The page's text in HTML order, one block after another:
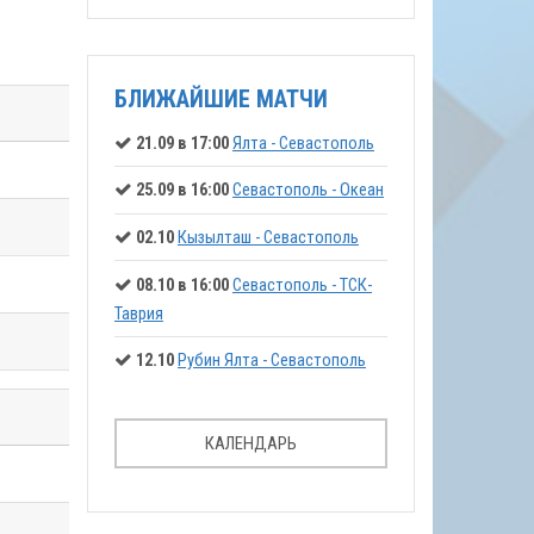
БЛИЖАЙШИЕ МАТЧИ
21.09 в 17:00Ялта - Севастополь
25.09 в 16:00Севастополь - Океан
02.10Кызылташ - Севастополь
08.10 в 16:00Севастополь - ТСК-
Таврия
12.10 Рубин Ялта - Севастополь
КАЛЕНДАРЬ